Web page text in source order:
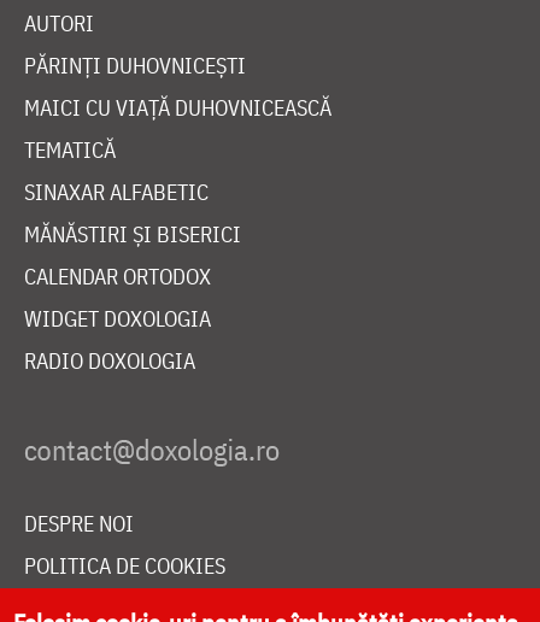
AUTORI
PĂRINȚI DUHOVNICEȘTI
MAICI CU VIAȚĂ DUHOVNICEASCĂ
TEMATICĂ
SINAXAR ALFABETIC
MĂNĂSTIRI ȘI BISERICI
CALENDAR ORTODOX
WIDGET DOXOLOGIA
RADIO DOXOLOGIA
DESPRE NOI
POLITICA DE COOKIES
DONEAZĂ ONLINE PENTRU CATEDRALA NAȚIONALĂ